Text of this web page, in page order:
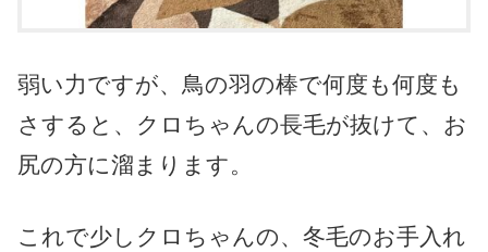
弱い力ですが、鳥の羽の棒で何度も何度も
さすると、クロちゃんの長毛が抜けて、お
尻の方に溜まります。
これで少しクロちゃんの、冬毛のお手入れ